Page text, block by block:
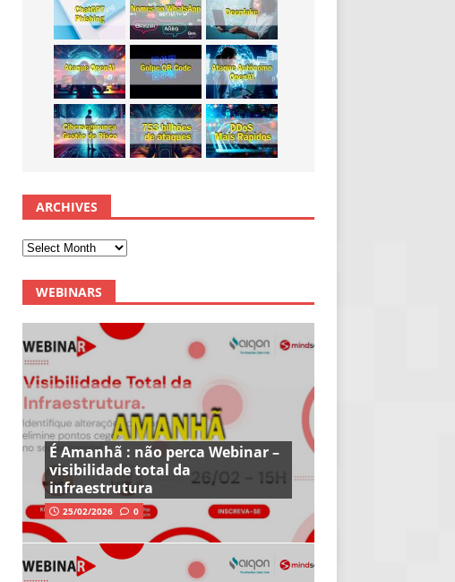
ARCHIVES
WEBINARS
É Amanhã : não perca Webinar –
visibilidade total da
infraestrutura
25/02/2026 0